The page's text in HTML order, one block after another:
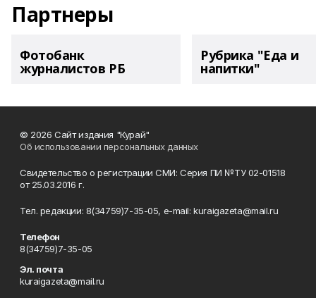
Партнеры
Фотобанк
журналистов РБ
Рубрика "Еда и
напитки"
© 2026 Сайт издания "Курай"
Об использовании персональных данных
Свидетельство о регистрации СМИ: Серия ПИ №ТУ 02-01518
от 25.03.2016 г.
Тел. редакции: 8(34759)7-35-05, e-mail: kuraigazeta@mail.ru
Телефон
8(34759)7-35-05
Эл. почта
kuraigazeta@mail.ru